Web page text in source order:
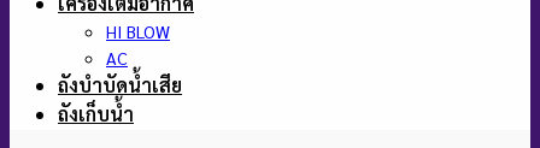
HI BLOW
AC
ถังบำบัดน้ำเสีย
ถังเก็บน้ำ